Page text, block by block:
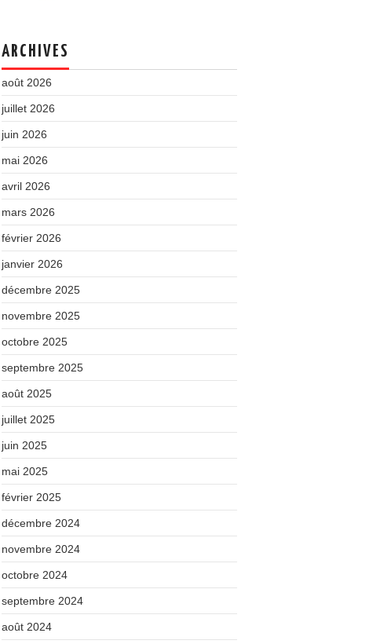
ARCHIVES
août 2026
juillet 2026
juin 2026
mai 2026
avril 2026
mars 2026
février 2026
janvier 2026
décembre 2025
novembre 2025
octobre 2025
septembre 2025
août 2025
juillet 2025
juin 2025
mai 2025
février 2025
décembre 2024
novembre 2024
octobre 2024
septembre 2024
août 2024